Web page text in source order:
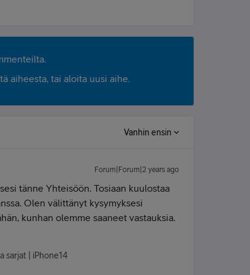
aiheesta, tai aloita uusi aihe.
Vanhin ensin
Forum|Forum|2 years ago
tänne Yhteisöön. Tosiaan kuulostaa
Olen välittänyt kysymyksesi
kunhan olemme saaneet vastauksia.
sarjat | iPhone14